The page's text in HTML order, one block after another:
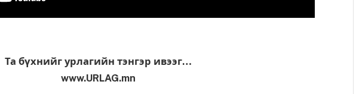
Та бүхнийг урлагийн тэнгэр ивээг…
www.URLAG.mn